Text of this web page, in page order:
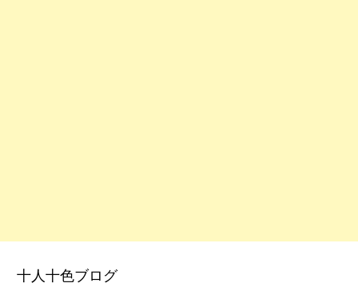
十人十色ブログ